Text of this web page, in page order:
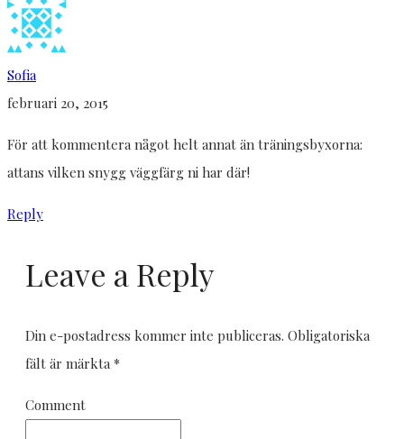
Sofia
februari 20, 2015
För att kommentera något helt annat än träningsbyxorna:
attans vilken snygg väggfärg ni har där!
Reply
Leave a Reply
Din e-postadress kommer inte publiceras. Obligatoriska
fält är märkta*
Comment